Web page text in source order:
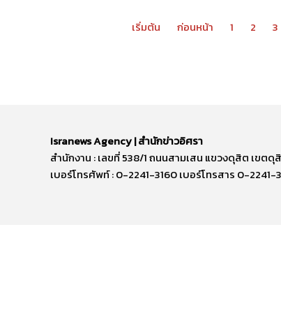
เริ่มต้น
ก่อนหน้า 1 2 3
Isranews Agency | สำนักข่าวอิศรา
สำนักงาน : เลขที่ 538/1 ถนนสามเสน แขวงดุสิต เขต
เบอร์โทรศัพท์ : 0-2241-3160 เบอร์โทรสาร 0-2241-